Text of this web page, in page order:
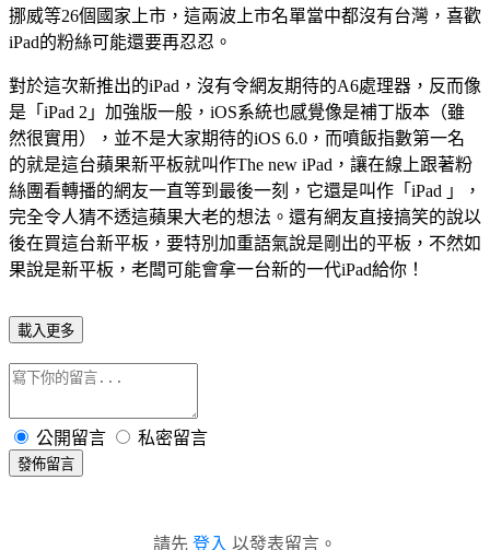
挪威等26個國家上市，這兩波上市名單當中都沒有台灣，喜歡
iPad的粉絲可能還要再忍忍。
對於這次新推出的iPad，沒有令網友期待的A6處理器，反而像
是「iPad 2」加強版一般，iOS系統也感覺像是補丁版本（雖
然很實用），並不是大家期待的iOS 6.0，而噴飯指數第一名
的就是這台蘋果新平板就叫作The new iPad，讓在線上跟著粉
絲團看轉播的網友一直等到最後一刻，它還是叫作「iPad 」，
完全令人猜不透這蘋果大老的想法。還有網友直接搞笑的說以
後在買這台新平板，要特別加重語氣說是剛出的平板，不然如
果說是新平板，老闆可能會拿一台新的一代iPad給你！
載入更多
公開留言 私密留言
發佈留言
請先 登入 以發表留言。